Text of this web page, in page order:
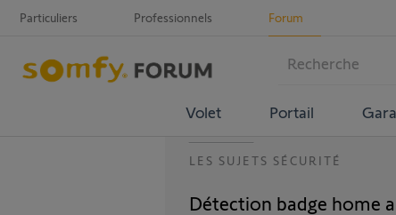
Particuliers Professionnels Forum
Volet Portail
LES SUJETS SÉCURITÉ
Détection badge home